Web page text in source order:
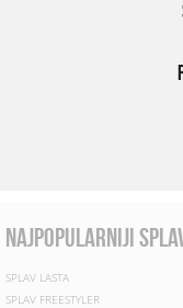
najpopularniji
SPLAV LASTA
SPLAV FREESTYLER